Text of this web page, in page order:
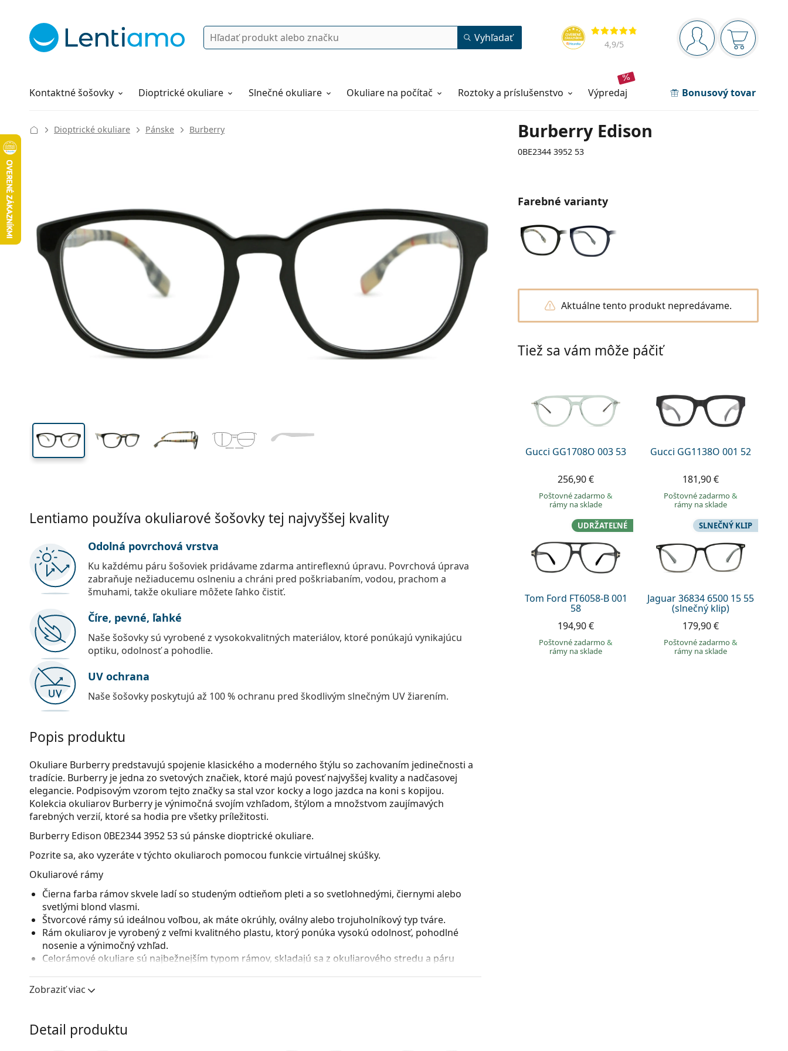
Navigačný panel
ste prihláseníNákupný
Hodnotenia
4,9/5
Vyhľadávanie Vyhľadať
Kontaktné šošovky
Roztoky Dioptrické okuliare Slnečné okuliare Okuliare na počítač Roztoky a príslušenstvo výpredaj Bonusový tovar
Všetko o nákupe
Burberry Edison
0BE2344 3952 53
Dioptrické okuliare Pánske Burberry
134 mm
Šírka
145 mm
Dĺžka stranice
42 mm
Výška očnice
53 mm
Šírka očnice
53 145
mostíka
Dĺžka
Farebné varianty
Aktuálne tento produkt nepredávame.
Tiež sa vám môže páčiť
Gucci GG1708O 003 53
256,90 €
Poštovné zadarmo&
rámy na sklade
Gucci GG1138O 001 52
181,90 €
Poštovné zadarmo&
rámy na sklade
Tom Ford FT6058-B 001
58
UDRŽATEĽNÉ
194,90 €
Poštovné zadarmo&
rámy na sklade
Jaguar 36834 6500 15 55
(slnečný klip)
SLNEČNÝ KLIP
179,90 €
Poštovné zadarmo&
rámy na sklade
Lentiamo používa okuliarové šošovky tej najvyššej kvality
Odolná povrchová vrstva
Ku každému páru šošoviek pridávame zdarma antireflexnú úpravu. Povrchová úprava
zabraňuje nežiaducemu oslneniu a chráni pred poškriabaním, vodou, prachom a
šmuhami, takže okuliare môžete ľahko čistiť.
Číre, pevné, ľahké
Naše šošovky sú vyrobené z vysokokvalitných materiálov, ktoré ponúkajú vynikajúcu
optiku, odolnosť a pohodlie.
UV ochrana
Naše šošovky poskytujú až 100 % ochranu pred škodlivým slnečným UV žiarením.
Popis produktu
Okuliare Burberry predstavujú spojenie klasického a moderného štýlu so zachovaním jedinečnosti a
tradície. Burberry je jedna zo svetových značiek, ktoré majú povesť najvyššej kvality a nadčasovej
elegancie. Podpisovým vzorom tejto značky sa stal vzor kocky a logo jazdca na koni s kopijou.
Kolekcia okuliarov Burberry je výnimočná svojím vzhľadom, štýlom a množstvom zaujímavých
farebných verzií, ktoré sa hodia pre všetky príležitosti.
Burberry Edison 0BE2344 3952 53sú pánske dioptrické okuliare.
Pozrite sa, ako vyzeráte v týchto okuliaroch pomocou funkcie virtuálnej skúšky.
Okuliarové rámy
Čierna farba rámov skvele ladí so studeným odtieňom pleti a so svetlohnedými, čiernymi alebo
svetlými blond vlasmi.
Štvorcové rámy sú ideálnou voľbou, ak máte okrúhly, oválny alebo trojuholníkový typ tváre.
Rám okuliarov je vyrobený z veľmi kvalitného plastu, ktorý ponúka vysokú odolnosť, pohodlné
nosenie a výnimočný vzhľad.
Celorámové okuliare sú najbežnejším typom rámov, skladajú sa z okuliarového stredu a páru
patrí pevnosť, odolnosť, spoľahlivé uchytenie okuliarových šošoviek a predovšetkým ich ochrana
pred poškodením. Tento druh rámu je vhodný pre všetky typy okuliarových šošoviek, vrátane tých
Príslušenstvo
Zobraziť viac
Detail produktu